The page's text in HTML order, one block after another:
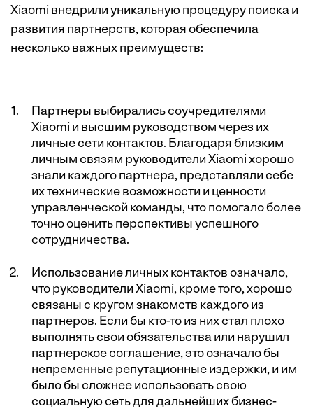
Xiaomi внедрили уникальную процедуру поиска и
развития партнерств, которая обеспечила
несколько важных преимуществ:
Партнеры выбирались соучредителями
Xiaomi и высшим руководством через их
личные сети контактов. Благодаря близким
личным связям руководители Xiaomi хорошо
знали каждого партнера, представляли себе
их технические возможности и ценности
управленческой команды, что помогало более
точно оценить перспективы успешного
сотрудничества.
Использование личных контактов означало,
что руководители Xiaomi, кроме того, хорошо
связаны с кругом знакомств каждого из
партнеров. Если бы кто-то из них стал плохо
выполнять свои обязательства или нарушил
партнерское соглашение, это означало бы
непременные репутационные издержки, и им
было бы сложнее использовать свою
социальную сеть для дальнейших бизнес-